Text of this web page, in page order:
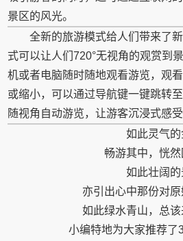
景区的风光。
全新的旅游模式给人们带来了
式可以让人们720°无视角的观赏到
机或者电脑随时随地观看游览，观
或缩小，可以通过导航键一键跳转
随视角自动游览，让游客沉浸式感受
如此灵气
畅游其中，恍
如此壮阔
亦引出心中那份对
如此绿水青山， 总该
小编特地为大家推荐了